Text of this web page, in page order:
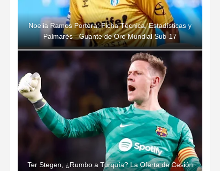
Noelia Ramos Portera: Ficha Técnica, Estadísticas y
Palmarés - Guante de Oro Mundial Sub-17
Ter Stegen, ¿Rumbo a Turquía? La Oferta de Cesión